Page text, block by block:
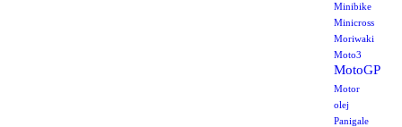
Minibike
Minicross
Moriwaki
Moto3
MotoGP
Motor
olej
Panigale